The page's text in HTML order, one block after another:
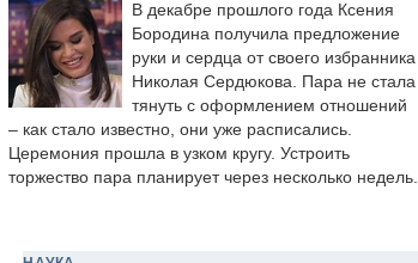
В декабре прошлого года Ксения
Бородина получила предложение
руки и сердца от своего избранника
Николая Сердюкова. Пара не стала
тянуть с оформлением отношений
– как стало известно, они уже расписались.
Церемония прошла в узком кругу. Устроить
торжество пара планирует через несколько недель.